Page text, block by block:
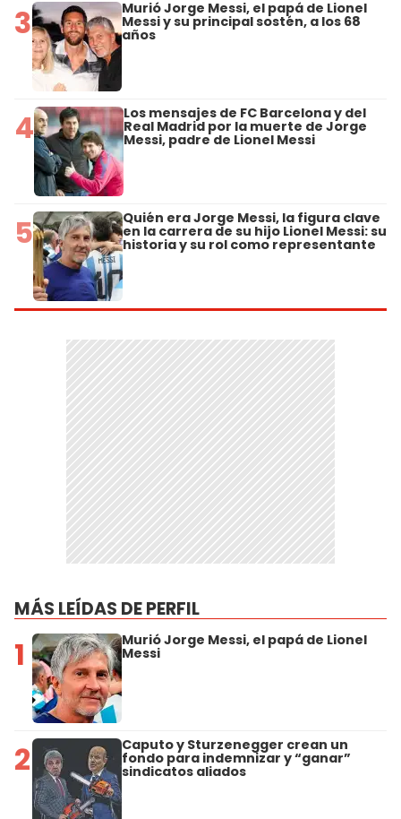
3 Murió Jorge Messi, el papá de Lionel
Messi y su principal sostén, a los 68
años
4 Los mensajes de FC Barcelona y del
Real Madrid por la muerte de Jorge
Messi, padre de Lionel Messi
5 Quién era Jorge Messi, la figura clave
en la carrera de su hijo Lionel Messi: su
historia y su rol como representante
MÁS LEÍDAS DE PERFIL
1 Murió Jorge Messi, el papá de Lionel
Messi
2 Caputo y Sturzenegger crean un
fondo para indemnizar y “ganar”
sindicatos aliados